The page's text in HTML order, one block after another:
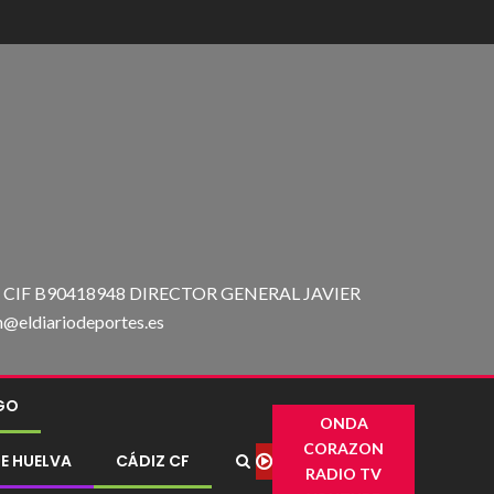
B90418948 DIRECTOR GENERAL JAVIER
HUELVA CÁDIZ CF
ONDA
CORAZON
RADIO TV